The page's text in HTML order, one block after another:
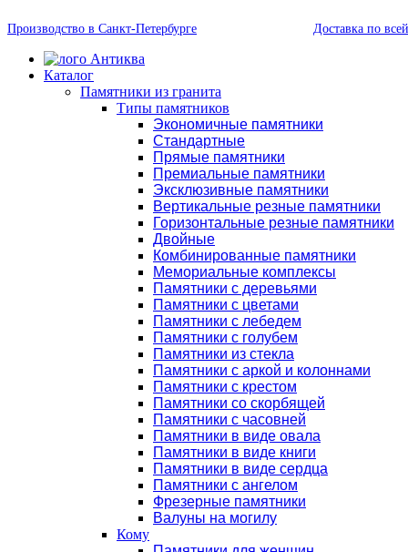
Производство в Санкт-Петербурге Доставка по
Каталог
Памятники из гранита
Типы памятников
Экономичные памятники
Стандартные
Прямые памятники
Премиальные памятники
Эксклюзивные памятники
Вертикальные резные памятники
Горизонтальные резные памятники
Двойные
Комбинированные памятники
Мемориальные комплексы
Памятники с деревьями
Памятники с цветами
Памятники с лебедем
Памятники с голубем
Памятники из стекла
Памятники с аркой и колоннами
Памятники с крестом
Памятники со скорбящей
Памятники с часовней
Памятники в виде овала
Памятники в виде книги
Памятники в виде сердца
Памятники с ангелом
Фрезерные памятники
Валуны на могилу
Кому